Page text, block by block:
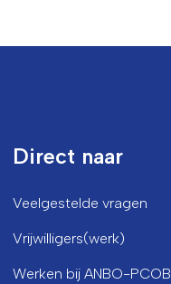
Direct naar
Veelgestelde vragen
Vrijwilligers(werk)
Werken bij ANBO-PCOB